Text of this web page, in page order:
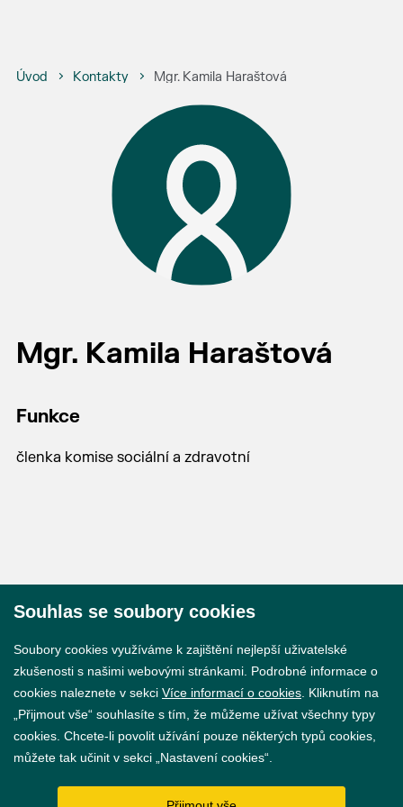
Úvod Kontakty Mgr. Kamila Haraštová
Mgr. Kamila Haraštová
Funkce
členka komise sociální a zdravotní
GDPR
Souhlas se soubory cookies
Soubory cookies využíváme k zajištění nejlepší uživatelské
zkušenosti s našimi webovými stránkami. Podrobné informace o
cookies naleznete v sekci Více informací o cookies . Kliknutím na
„Přijmout vše“ souhlasíte s tím, že můžeme užívat všechny typy
cookies. Chcete-li povolit užívání pouze některých typů cookies,
můžete tak učinit v sekci „Nastavení cookies“.